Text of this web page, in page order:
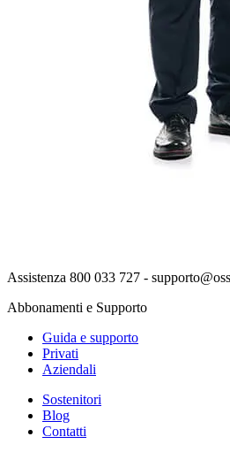
Assistenza 800 033 727 -
Abbonamenti e Supporto
Guida e supporto
Privati
Aziendali
Sostenitori
Blog
Contatti